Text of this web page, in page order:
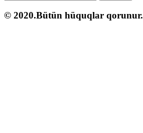
© 2020.Bütün hüquqlar qorunur.